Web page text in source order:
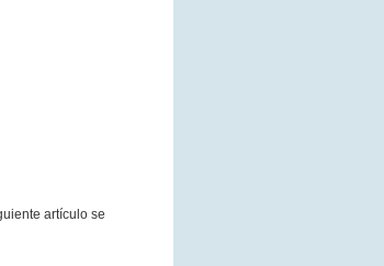
artículo se